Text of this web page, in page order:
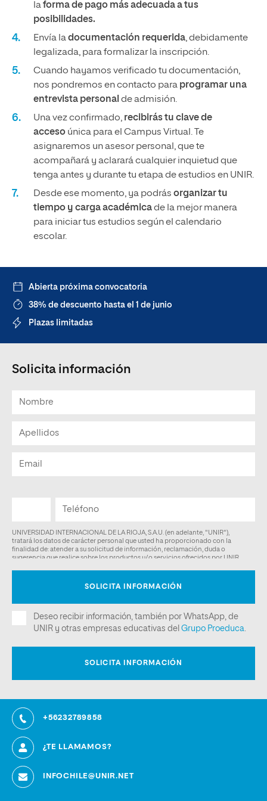
laforma de pago más adecuada a tus
posibilidades.
Envía ladocumentación requerida, debidamente
legalizada, para formalizar la inscripción.
Cuando hayamos verificado tu documentación,
nos pondremos en contacto para programar una
entrevista personal de admisión.
Una vez confirmado, recibirás tu clave de
acceso única para el Campus Virtual. Te
asignaremos un asesor personal, que te
acompañará y aclarará cualquier inquietud que
tenga antes y durante tu etapa de estudios en UNIR.
Desde ese momento, ya podrás organizar tu
tiempo y carga académicade la mejor manera
para iniciar tus estudios según el calendario
escolar.
Abierta próxima convocatoria
38% de descuento hasta el 1 de junio
Plazas limitadas
Solicita información
+56232789858
¿TE LLAMAMOS?
INFOCHILE@UNIR.NET